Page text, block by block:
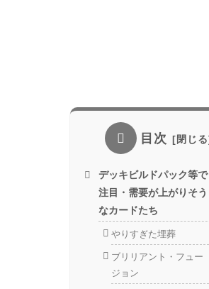
目次
デッキビルドパック等で
注目・需要が上がりそう
なカードたち
やりすぎた埋葬
ブリリアント・フュー
ジョン